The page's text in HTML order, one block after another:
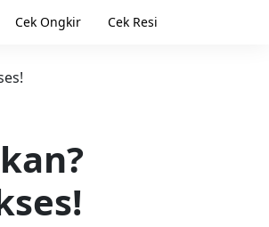
Cek Ongkir Cek Resi